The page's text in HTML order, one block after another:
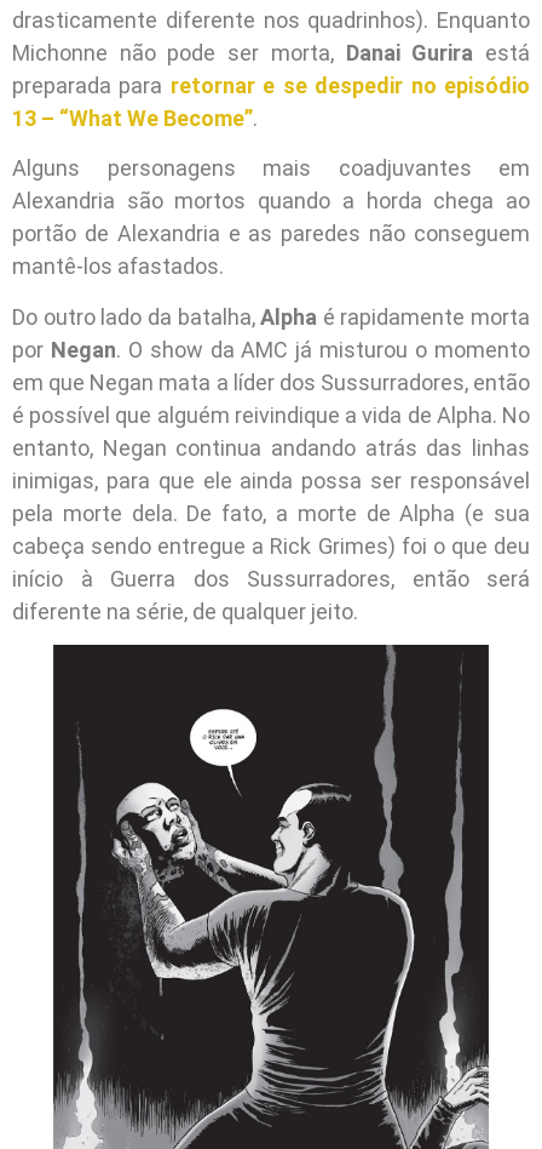
drasticamente diferente nos quadrinhos). Enquanto
Michonne não pode ser morta, Danai Gurira está
preparada para retornar e se despedir no episódio
13 – “What We Become”.
Alguns personagens mais coadjuvantes em
Alexandria são mortos quando a horda chega ao
portão de Alexandria e as paredes não conseguem
mantê-los afastados.
Do outro lado da batalha,Alpha é rapidamente morta
por Negan. O show da AMC já misturou o momento
em que Negan mata a líder dos Sussurradores, então
é possível que alguém reivindique a vida de Alpha. No
entanto, Negan continua andando atrás das linhas
inimigas, para que ele ainda possa ser responsável
pela morte dela. De fato, a morte de Alpha (e sua
cabeça sendo entregue a Rick Grimes) foi o que deu
início à Guerra dos Sussurradores, então será
diferente na série, de qualquer jeito.